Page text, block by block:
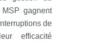
gagnent
de
efficacité